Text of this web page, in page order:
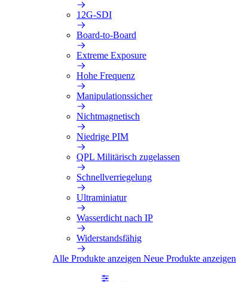
12G-SDI
Board-to-Board
Extreme Exposure
Hohe Frequenz
Manipulationssicher
Nichtmagnetisch
Niedrige PIM
QPL Militärisch zugelassen
Schnellverriegelung
Ultraminiatur
Wasserdicht nach IP
Widerstandsfähig
Alle Produkte anzeigen Neue Produkte anzeigen